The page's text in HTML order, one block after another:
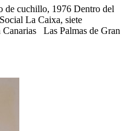
de cuchillo, 1976 Dentro del
La Caixa, siete
Canarias Las Palmas de Gran